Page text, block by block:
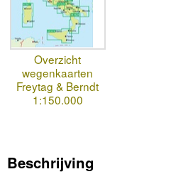
Overzicht
wegenkaarten
Freytag & Berndt
1:150.000
Beschrijving